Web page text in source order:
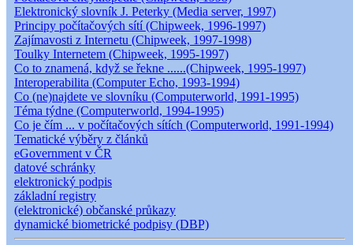
Elektronický slovník J. Peterky (Media server, 1997)
Principy počítačových sítí (Chipweek, 1996-1997)
Zajímavosti z Internetu (Chipweek, 1997-1998)
Toulky Internetem (Chipweek, 1995-1997)
Co to znamená, když se řekne ......(Chipweek, 1995-1997)
Interoperabilita (Computer Echo, 1993-1994)
Co (ne)najdete ve slovníku (Computerworld, 1991-1995)
Téma týdne (Computerworld, 1994-1995)
Co je čím ... v počítačových sítích (Computerworld, 1991-1994)
Tematické výběry z článků
eGovernment v ČR
datové schránky
elektronický podpis
základní registry
(elektronické) občanské průkazy
dynamické biometrické podpisy (DBP)